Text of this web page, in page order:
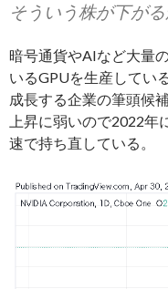
そういう株が下が
暗号通貨やAIなど大量
いるGPUを生産してい
成長する企業の筆頭候
上昇に弱いので2022
速で持ち直している。